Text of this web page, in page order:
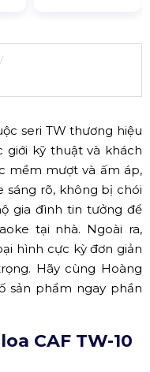
seri TW thương hiệu
giới kỹ thuật và khách
mềm mượt và ấm áp,
sáng rõ, không bị chói
gia đình tin tưởng để
tại nhà. Ngoài ra,
hình cực kỳ đơn giản
Hãy cùng Hoàng
sản phẩm ngay phần
CAF TW-10